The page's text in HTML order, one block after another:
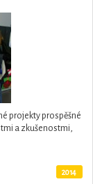
projekty prospěšné
a zkušenostmi,
2014